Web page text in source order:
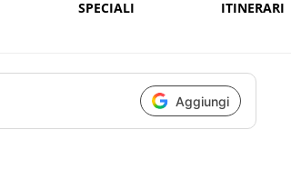
SPECIALI ITINERARI
Aggiungi